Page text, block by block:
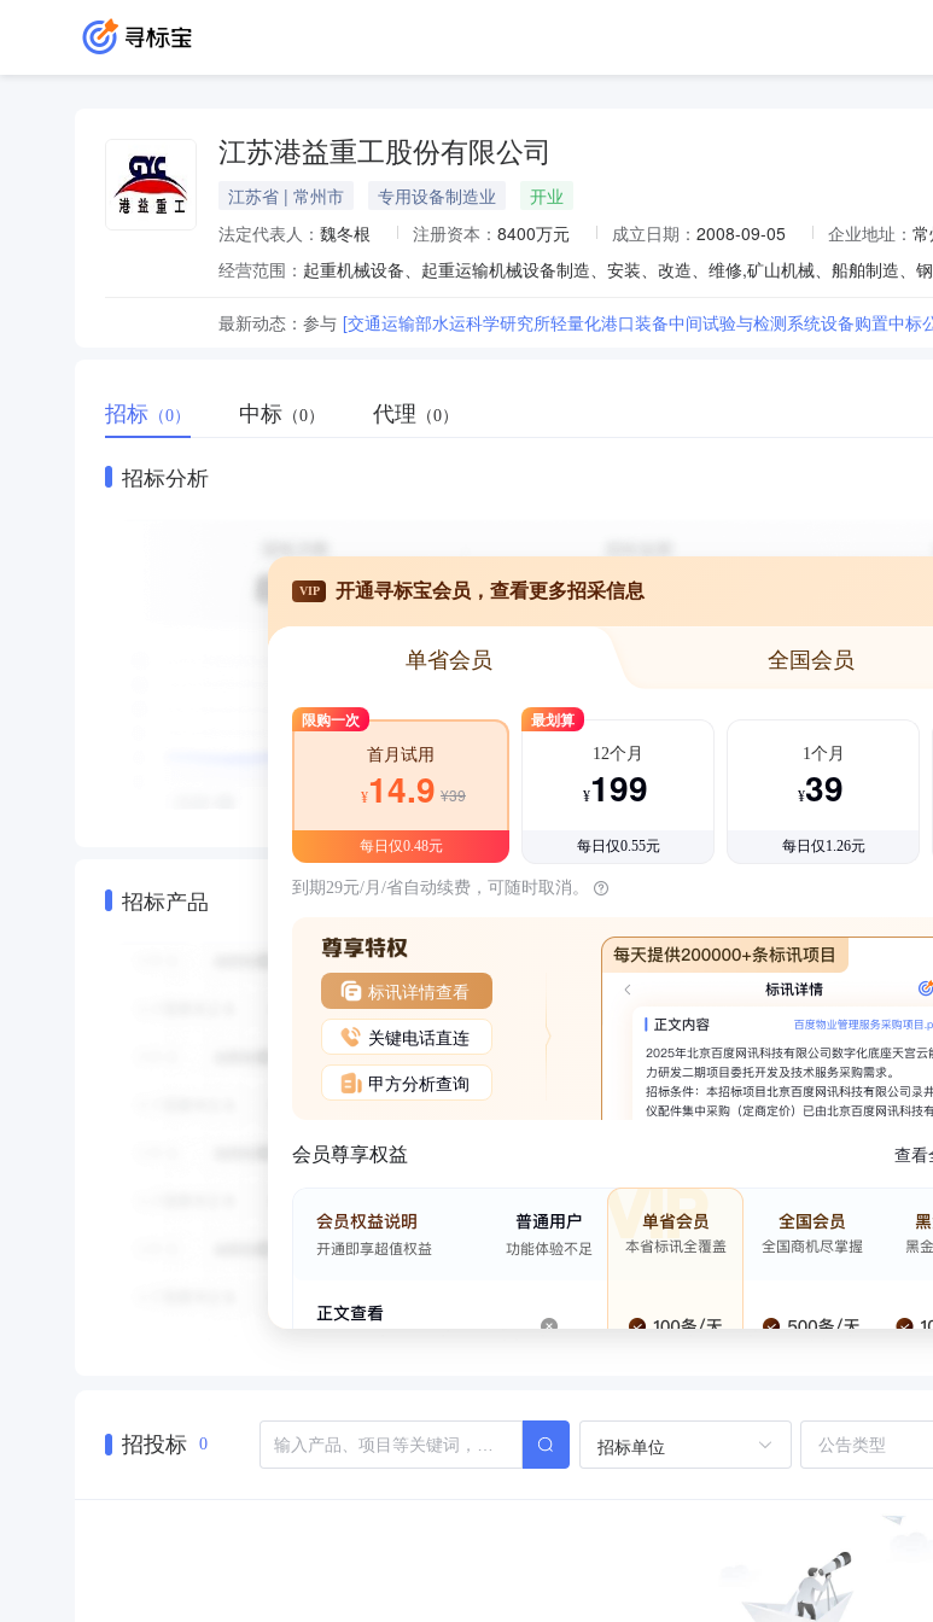
江苏港益重工股份有限公司
江苏省 | 常州市 专用设备制造业
开业
法定代表人： 魏冬根 注册资本： 8400万元 成立日期： 2008-09-05 企业地址：
经营范围：
最新动态： 参与 [交通运输部水运科学研究所轻量化港口装备中间试验与检测系统设备购置中标
招标 （0） 中标 （0） 代理 （0）
招标分析
招标产品
VIP 开通寻标宝会员，查看更多招采信息
单省会员 全国会员
限购一次
首月试用
¥14.9 ¥39
每日仅0.48元
最划算
12个月
¥199
每日仅0.55元
1个月
¥39
每日仅1.26元
到期29元/月/省自动续费，可随时取消。
标讯详情查看
关键电话直连
甲方分析查询
会员尊享权益 查看
招投标 0 招标单位